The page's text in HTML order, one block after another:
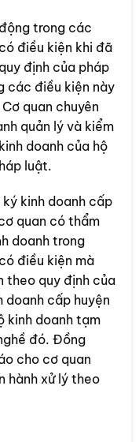
trong các
điều kiện khi đã
định của pháp
các điều kiện này
quan chuyên
quản lý và kiểm
doanh của hộ
luật.
kinh doanh cấp
quan có thẩm
doanh trong
điều kiện mà
theo quy định của
doanh cấp huyện
kinh doanh tạm
đó. Đồng
cho cơ quan
hành xử lý theo